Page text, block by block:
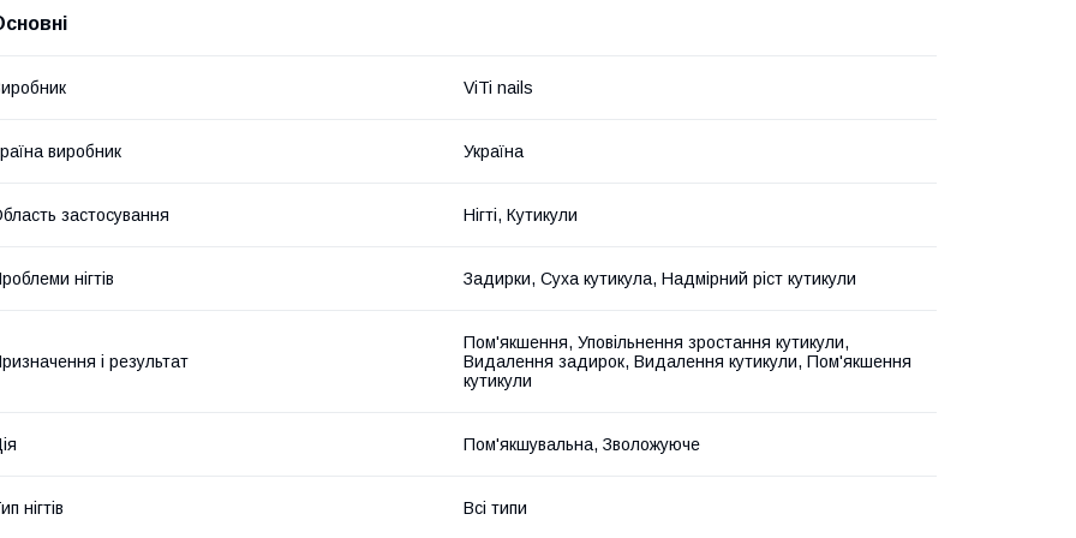
ViTi nails
виробник Україна
застосування Нігті, Кутикули
нігтів Задирки, Суха кутикула, Надмірний ріст кутикули
і результат
Пом'якшення, Уповільнення зростання кутикули,
Видалення задирок, Видалення кутикули, Пом'якшення
кутикули
Пом'якшувальна, Зволожуюче
нігтів Всі типи